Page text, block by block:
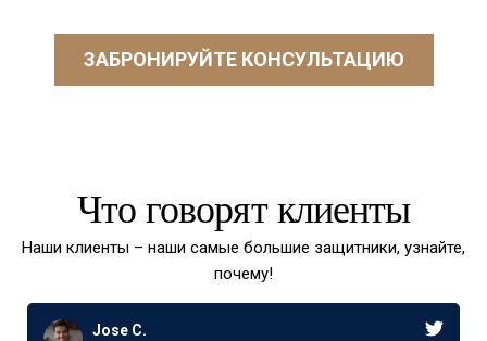
ЗАБРОНИРУЙТЕ КОНСУЛЬТАЦИЮ
Что говорят клиенты
Наши клиенты – наши самые большие защитники, узнайте,
почему!
Jose C.